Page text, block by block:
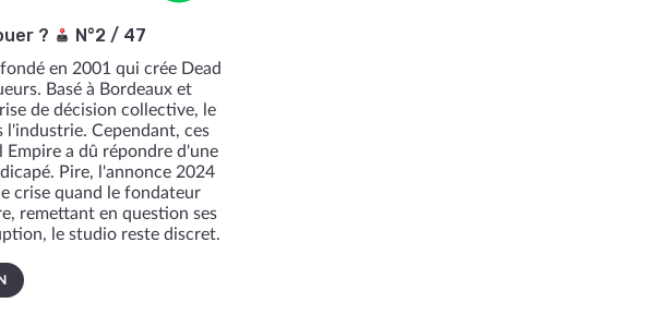
? N°2 / 47
en 2001 qui crée Dead
Basé à Bordeaux et
de décision collective, le
l'industrie. Cependant, ces
a dû répondre d'une
Pire, l'annonce 2024
crise quand le fondateur
remettant en question ses
le studio reste discret.